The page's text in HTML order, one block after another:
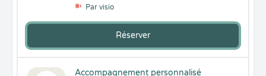
Par visio
Réserver
Accompagnement personnalisé